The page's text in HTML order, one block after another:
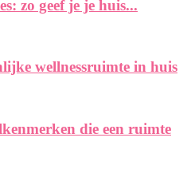
zo geef je je huis...
wellnessruimte in huis
die een ruimte